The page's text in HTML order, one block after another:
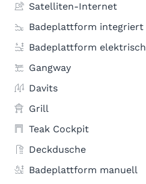
Satelliten-Internet
Badeplattform integriert
Badeplattform elektrisch
Gangway
Davits
Grill
Teak Cockpit
Deckdusche
Badeplattform manuell